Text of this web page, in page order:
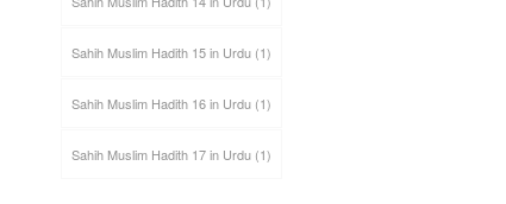
Sahih Muslim Hadith 15 in Urdu(1)
Sahih Muslim Hadith 16 in Urdu(1)
Sahih Muslim Hadith 17 in Urdu(1)